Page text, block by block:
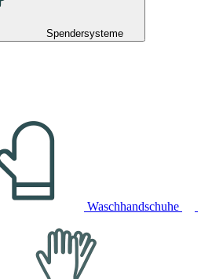
Spendersysteme
Waschhandschuhe